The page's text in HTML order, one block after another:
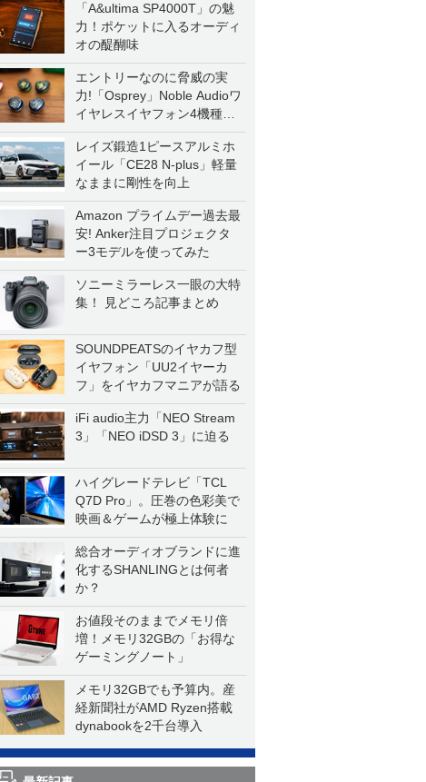
「A&ultima SP4000T」の魅
力！ポケットに入るオーディ
オの醍醐味
エントリーなのに脅威の実
力!「Osprey」Noble Audioワ
イヤレスイヤフォン4機種を
一気に聴く
レイズ鍛造1ピースアルミホ
イール「CE28 N-plus」軽量
なままに剛性を向上
Amazon プライムデー過去最
安! Anker注目プロジェクタ
ー3モデルを使ってみた
ソニーミラーレス一眼の大特
集！ 見どころ記事まとめ
SOUNDPEATSのイヤカフ型
イヤフォン「UU2イヤーカ
フ」をイヤカフマニアが語る
iFi audio主力「NEO Stream
3」「NEO iDSD 3」に迫る
ハイグレードテレビ「TCL
Q7D Pro」。圧巻の色彩美で
映画＆ゲームが極上体験に
総合オーディオブランドに進
化するSHANLINGとは何者
か？
お値段そのままでメモリ倍
増！メモリ32GBの「お得な
ゲーミングノート」
メモリ32GBでも予算内。産
経新聞社がAMD Ryzen搭載
dynabookを2千台導入